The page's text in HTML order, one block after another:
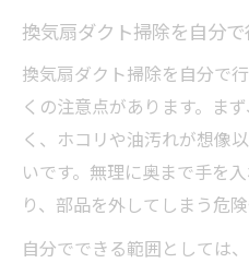
換気扇ダクト掃除を自分
換気扇ダクト掃除を自分で
くの注意点があります。ま
く、ホコリや油汚れが想像
いです。無理に奥まで手を
り、部品を外してしまう危険
自分でできる範囲としては